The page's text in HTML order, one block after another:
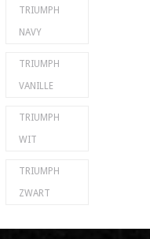
TRIUMPH
NAVY
TRIUMPH
VANILLE
TRIUMPH
WIT
TRIUMPH
ZWART